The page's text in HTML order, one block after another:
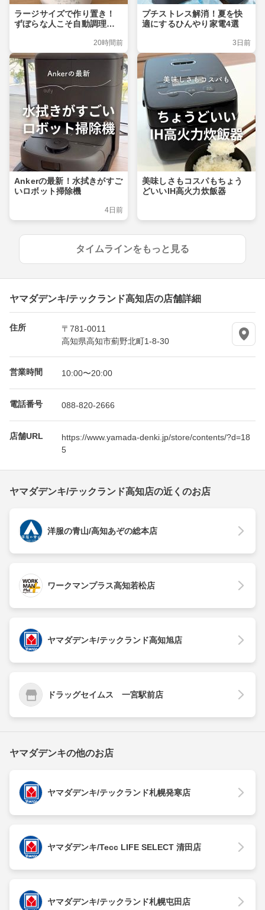
ラージサイズで作り置き！
ずぼらな人こそ自動調理ポ
20時間前
プチストレス解消！夏を快
適にするひんやり家電4選
3日前
Ankerの最新！水拭きがすご
いロボット掃除機
4日前
美味しさもコスパもちょう
どいいIH高火力炊飯器
タイムラインをもっと見る
ヤマダデンキ/テックランド高知店の店舗詳細
住所
〒781-0011
高知県高知市薊野北町1-8-30
営業時間 10:00〜20:00
電話番号 088-820-2666
店舗URL
https://www.yamada-denki.jp/store/contents/?d=18
5
ヤマダデンキ/テックランド高知店の近くのお店
洋服の青山/高知あぞの総本店
ワークマンプラス高知若松店
ヤマダデンキ/テックランド高知旭店
ドラッグセイムス 一宮駅前店
ヤマダデンキの他のお店
ヤマダデンキ/テックランド札幌発寒店
ヤマダデンキ/Tecc LIFE SELECT 清田店
ヤマダデンキ/テックランド札幌屯田店